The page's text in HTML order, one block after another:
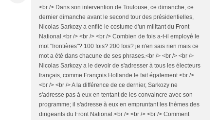
<br /> Dans son intervention de Toulouse, ce dimanche, ce
dernier dimanche avant le second tour des présidentielles,
Nicolas Sarkozy a enfilé le costume d'un militant du Front
National.<br /> <br /> <br /> Combien de fois a-t-il employé le
mot "frontières"? 100 fois? 200 fois? je n'en sais rien mais ce
mot a été dans chacune de ses phrases.<br /> <br /> <br />
Nicolas Sarkozy a le devoir de s'adresser à tous les électeurs
français, comme François Hollande le fait également.<br />
<br /> <br /> A la différence de ce dernier, Sarkozy ne
s'adresse pas à eux en tentant de les convaincre avec son
programme; il s'adresse à eux en empruntant les thèmes des
dirigeants du Front National.<br /> <br /> <br /> Comment